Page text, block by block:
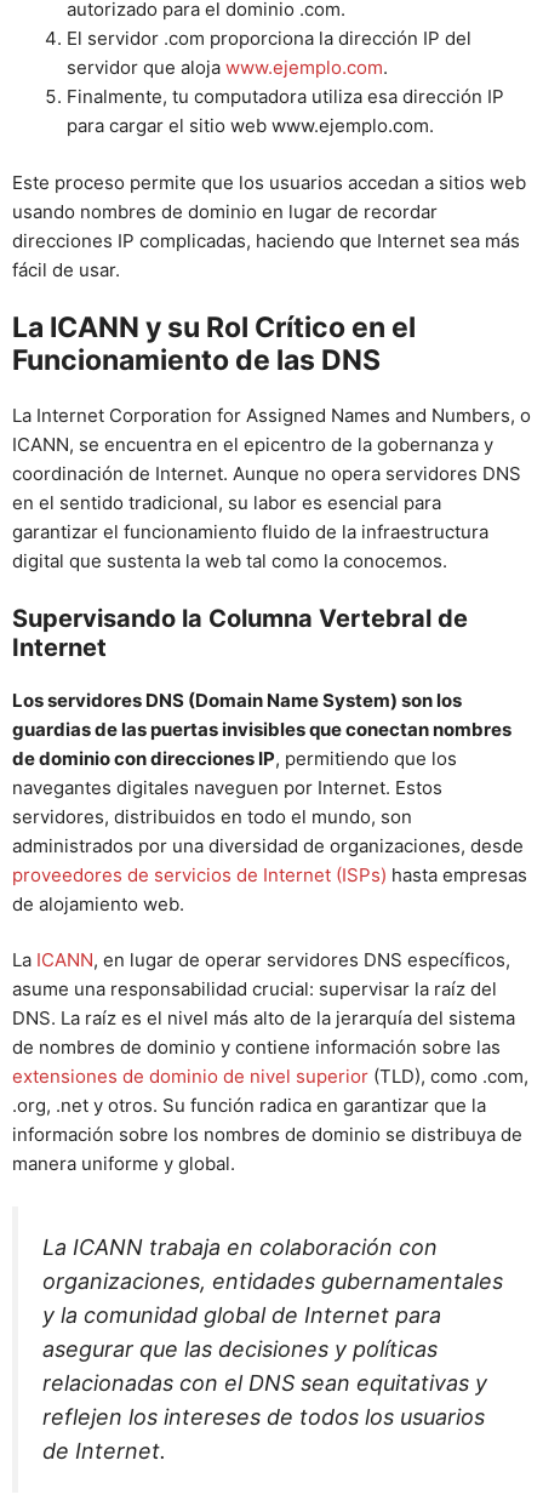
autorizado para el dominio .com.
El servidor .com proporciona la dirección IP del
servidor que aloja www.ejemplo.com.
Finalmente, tu computadora utiliza esa dirección IP
para cargar el sitio web www.ejemplo.com.
Este proceso permite que los usuarios accedan a sitios web
usando nombres de dominio en lugar de recordar
direcciones IP complicadas, haciendo que Internet sea más
fácil de usar.
La ICANN y su Rol Crítico en el
Funcionamiento de las DNS
La Internet Corporation for Assigned Names and Numbers, o
ICANN, se encuentra en el epicentro de la gobernanza y
coordinación de Internet. Aunque no opera servidores DNS
en el sentido tradicional, su labor es esencial para
garantizar el funcionamiento fluido de la infraestructura
digital que sustenta la web tal como la conocemos.
Supervisando la Columna Vertebral de
Internet
Los servidores DNS (Domain Name System) son los
guardias de las puertas invisibles que conectan nombres
de dominio con direcciones IP, permitiendo que los
navegantes digitales naveguen por Internet. Estos
servidores, distribuidos en todo el mundo, son
administrados por una diversidad de organizaciones, desde
proveedores de servicios de Internet (ISPs) hasta empresas
de alojamiento web.
La ICANN, en lugar de operar servidores DNS específicos,
asume una responsabilidad crucial: supervisar la raíz del
DNS. La raíz es el nivel más alto de la jerarquía del sistema
de nombres de dominio y contiene información sobre las
extensiones de dominio de nivel superior (TLD), como .com,
.org, .net y otros. Su función radica en garantizar que la
información sobre los nombres de dominio se distribuya de
manera uniforme y global.
La ICANN trabaja en colaboración con
organizaciones, entidades gubernamentales
y la comunidad global de Internet para
asegurar que las decisiones y políticas
relacionadas con el DNS sean equitativas y
reflejen los intereses de todos los usuarios
de Internet.